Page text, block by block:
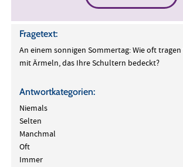
Fragetext:
An einem sonnigen Sommertag: Wie oft tragen
mit Ärmeln, das Ihre Schultern bedeckt?
Antwortkategorien:
Niemals
Selten
Manchmal
Oft
Immer